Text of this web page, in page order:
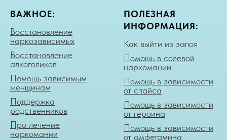
ВАЖНОЕ:
Восстановление
наркозависимых
Восстановление
алкоголиков
Помощь зависимым
женщинам
Поддержка
родственников
Про лечение
наркомании
ПОЛЕЗНАЯ
ИНФОРМАЦИЯ:
Как выйти из запоя
Помощь в солевой
наркомании
Помощь в зависимости
от спайса
Помощь в зависимости
от героина
Помощь в зависимости
от амфетамина